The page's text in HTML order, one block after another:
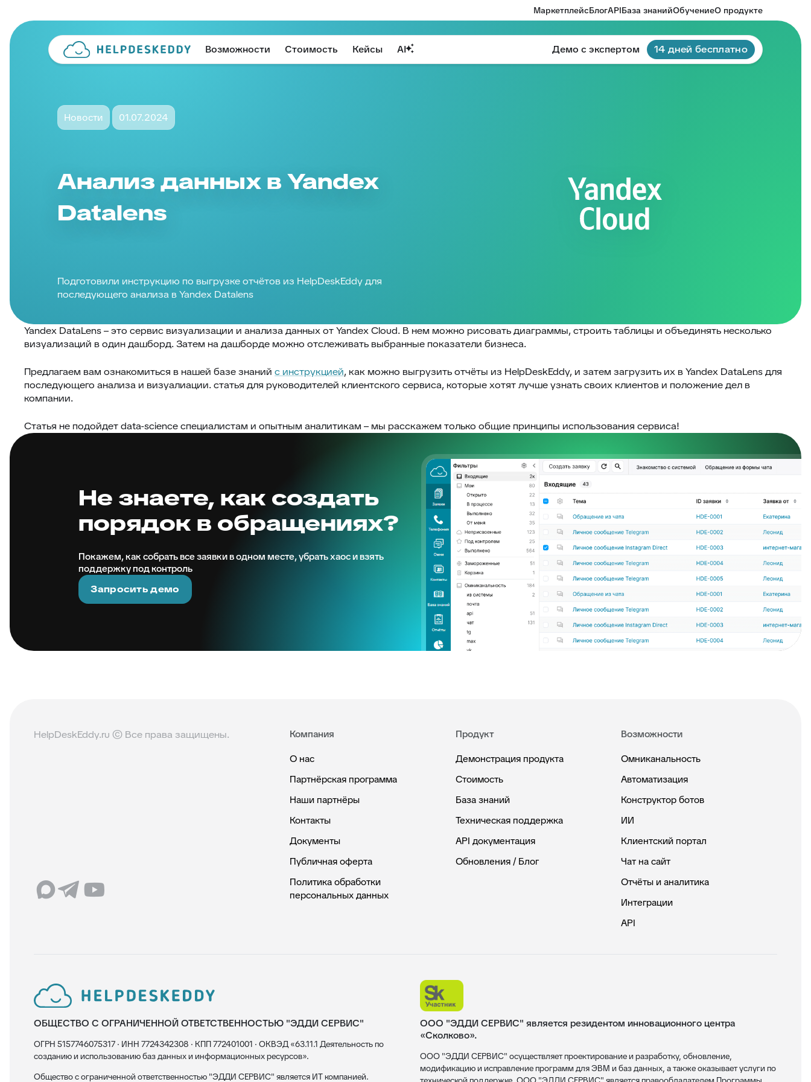
МаркетплейсБлогAPIБаза знанийОбучениеО продукте
Возможности Стоимость Кейсы AI Демо с экспертом 14 дней бесплатно
Новости 01.07.2024
Анализ данных в Yandex
Datalens
Подготовили инструкцию по выгрузке отчётов из HelpDeskEddy для
последующего анализа в Yandex Datalens
Yandex DataLens – это сервис визуализации и анализа данных от Yandex Cloud. В нем можно рисовать диаграммы, строить таблицы и объединять несколько
визуализаций в один дашборд. Затем на дашборде можно отслеживать выбранные показатели бизнеса.
Предлагаем вам ознакомиться в нашей базе знаний с инструкцией, как можно выгрузить отчёты из HelpDeskEddy, и затем загрузить их в Yandex DataLens для
последующего анализа и визуалиации. статья для руководителей клиентского сервиса, которые хотят лучше узнать своих клиентов и положение дел в
компании.
Статья не подойдет data-science специалистам и опытным аналитикам – мы расскажем только общие принципы использования сервиса!
Не знаете, как создать
порядок в обращениях?
Покажем, как собрать все заявки в одном месте, убрать хаос и взять
поддержку под контроль
Запросить демо
HelpDeskEddy.ru © Все права защищены.
Компания
О нас
Партнёрская программа
Наши партнёры
Контакты
Документы
Публичная оферта
Политика обработки
персональных данных
Продукт
Демонстрация продукта
Стоимость
База знаний
Техническая поддержка
API документация
Обновления / Блог
Возможности
Омниканальность
Автоматизация
Конструктор ботов
ИИ
Клиентский портал
Чат на сайт
Отчёты и аналитика
Интеграции
API
ОБЩЕСТВО С ОГРАНИЧЕННОЙ ОТВЕТСТВЕННОСТЬЮ "ЭДДИ СЕРВИС"
ОГРН 5157746075317 · ИНН 7724342308 · КПП 772401001 · ОКВЭД «63.11.1 Деятельность по
созданию и использованию баз данных и информационных ресурсов».
Общество с ограниченной ответственностью "ЭДДИ СЕРВИС" является ИТ компанией.
ООО "ЭДДИ СЕРВИС" является резидентом инновационного центра
«Сколково».
ООО "ЭДДИ СЕРВИС" осуществляет проектирование и разработку, обновление,
модификацию и исправление программ для ЭВМ и баз данных, а также оказывает услуги по